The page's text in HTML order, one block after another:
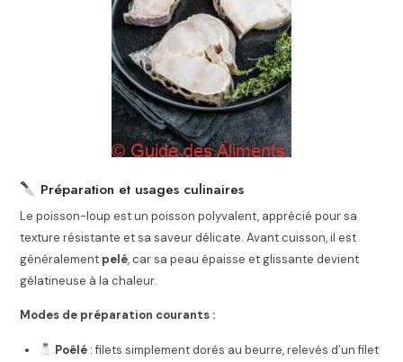
Préparation et usages culinaires
Le poisson-loup est un poisson polyvalent, apprécié pour sa
texture résistante et sa saveur délicate. Avant cuisson, il est
généralement pelé, car sa peau épaisse et glissante devient
gélatineuse à la chaleur.
Modes de préparation courants :
Poêlé : filets simplement dorés au beurre, relevés d’un filet